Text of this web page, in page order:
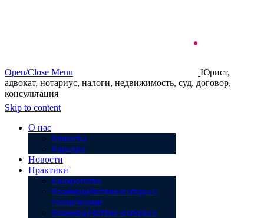
Open/Close Menu
Юрист,
адвокат, нотариус, налоги, недвижимость, суд, договор,
консультация
Skip to content
О нас
Клиенты
Карьера
Новости
Практики
Банкротство
Взаимодействие и споры с
госорганами
Взаимодействие и споры с